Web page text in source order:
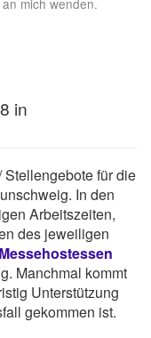
in
für die
In den
Arbeitszeiten,
des jeweiligen
Messehostessen
Manchmal kommt
Unterstützung
gekommen ist.